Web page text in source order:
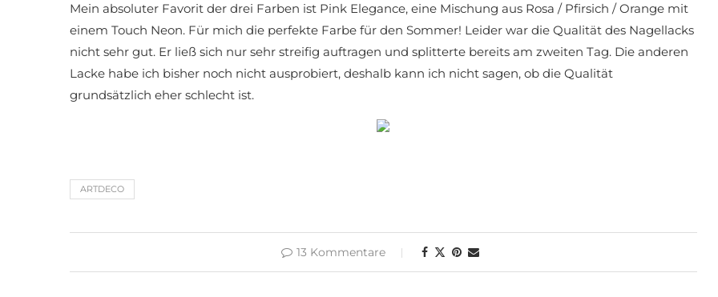
Mein absoluter Favorit der drei Farben ist Pink Elegance, eine Mischung aus Rosa / Pfirsich / Orange mit
einem Touch Neon. Für mich die perfekte Farbe für den Sommer! Leider war die Qualität des Nagellacks
nicht sehr gut. Er ließ sich nur sehr streifig auftragen und splitterte bereits am zweiten Tag. Die anderen
Lacke habe ich bisher noch nicht ausprobiert, deshalb kann ich nicht sagen, ob die Qualität
grundsätzlich eher schlecht ist.
ARTDECO
13 Kommentare